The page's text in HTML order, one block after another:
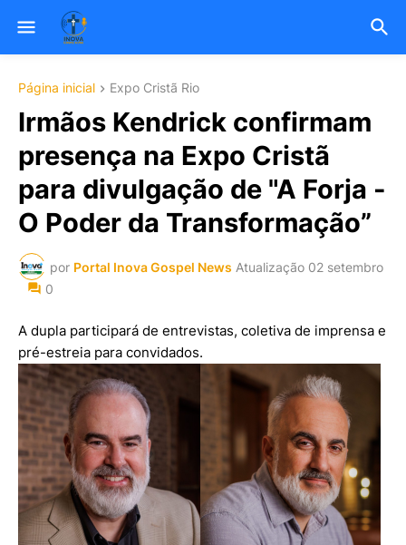
Página inicial Expo Cristã Rio
Irmãos Kendrick confirmam
presença na Expo Cristã
para divulgação de "A Forja -
O Poder da Transformação”
por Portal Inova Gospel News Atualização 02 setembro
0
A dupla participará de entrevistas, coletiva de imprensa e
pré-estreia para convidados.